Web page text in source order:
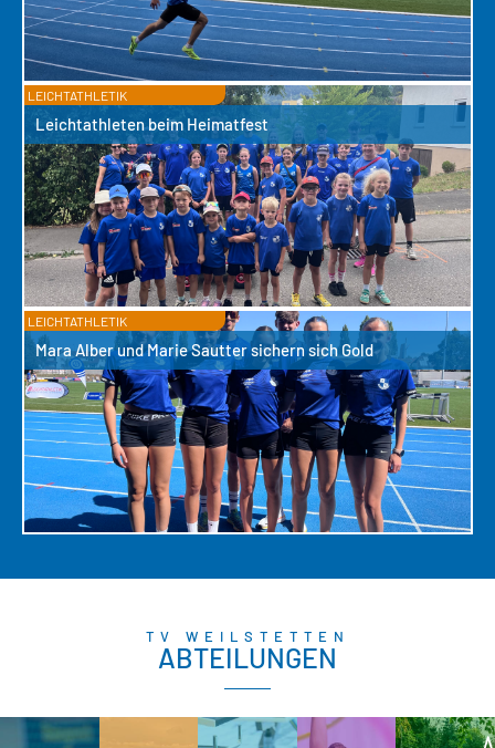
LEICHTATHLETIK
Leichtathleten beim Heimatfest
LEICHTATHLETIK
Mara Alber und Marie Sautter sichern sich Gold
TV WEILSTETTEN
ABTEILUNGEN